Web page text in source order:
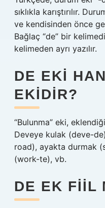
sıklıkla karıştırılır.
ve kendisinden önce
Bağlaç “de” bir
kelimeden ayrı yazılır.
DE EKI
EKIDIR?
“Bulunma” eki,
Deveye kulak (deve-
road), ayakta durmak
(work-te), vb.
DE EK FIIL